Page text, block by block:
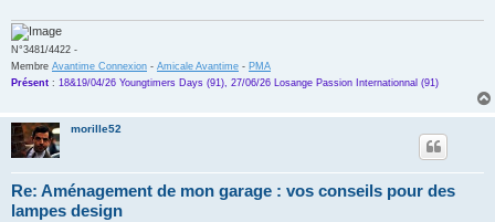
N°3481/4422 -
Membre Avantime Connexion - Amicale Avantime - PMA
Présent : 18&19/04/26 Youngtimers Days (91), 27/06/26 Losange Passion Internationnal (91)
morille52
Re: Aménagement de mon garage : vos conseils pour des
lampes design